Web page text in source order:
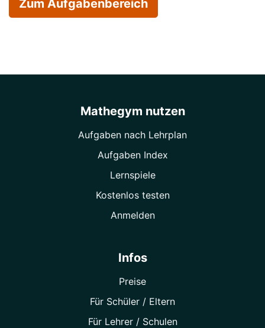
Zum Aufgabenbereich
Mathegym nutzen
Aufgaben nach Lehrplan
Aufgaben Index
Lernspiele
Kostenlos testen
Anmelden
Infos
Preise
Für Schüler / Eltern
Für Lehrer / Schulen